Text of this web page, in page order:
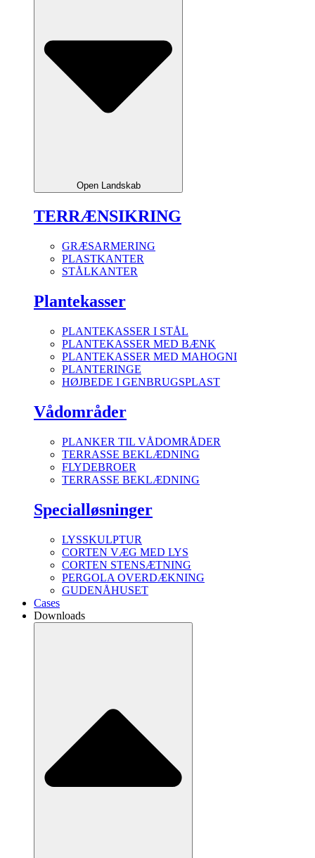
Open Landskab
TERRÆNSIKRING
GRÆSARMERING
PLASTKANTER
STÅLKANTER
Plantekasser
PLANTEKASSER I STÅL
PLANTEKASSER MED BÆNK
PLANTEKASSER MED MAHOGNI
PLANTERINGE
HØJBEDE I GENBRUGSPLAST
Vådområder
PLANKER TIL VÅDOMRÅDER
TERRASSE BEKLÆDNING
FLYDEBROER
TERRASSE BEKLÆDNING
Specialløsninger
LYSSKULPTUR
CORTEN VÆG MED LYS
CORTEN STENSÆTNING
PERGOLA OVERDÆKNING
GUDENÅHUSET
Cases
Downloads